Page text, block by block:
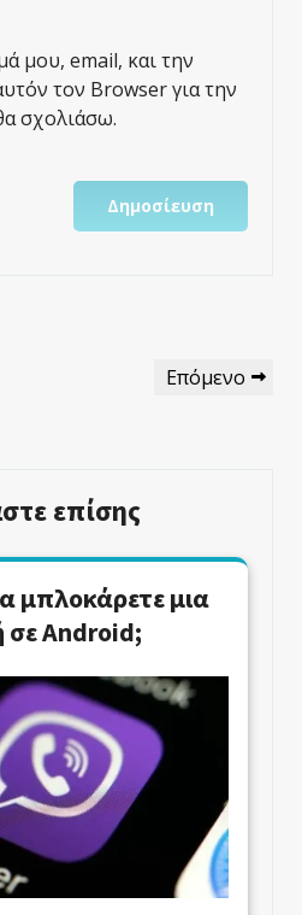
μου, email, και την
τον Browser για την
σχολιάσω.
Επόμενο
Επόμενο
επίσης
μπλοκάρετε μια
Android;